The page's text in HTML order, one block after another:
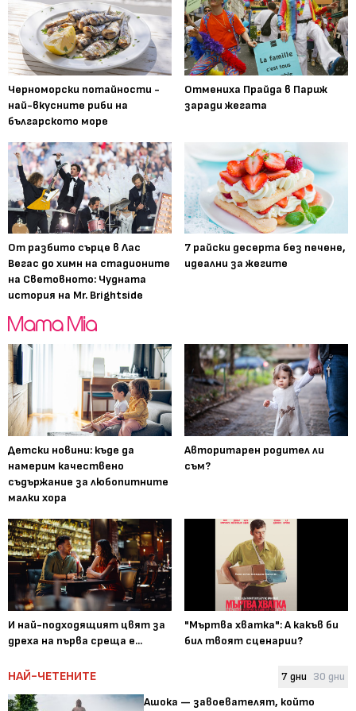
Черноморски потайности -
най-вкусните риби на
българското море
Отмениха Прайда в Париж
заради жегата
От разбито сърце в Лас
Вегас до химн на стадионите
на Световното: Чудната
история на Mr. Brightside
7 райски десерта без печене,
идеални за жегите
Детски новини: къде да
намерим качествено
съдържание за любопитните
малки хора
Авторитарен родител ли
съм?
И най-подходящият цвят за
дреха на първа среща е...
"Мъртва хватка": А какъв би
бил твоят сценарии?
НАЙ-ЧЕТЕНИТЕ 7 дни 30 дни
Ашока — завоевателят, който